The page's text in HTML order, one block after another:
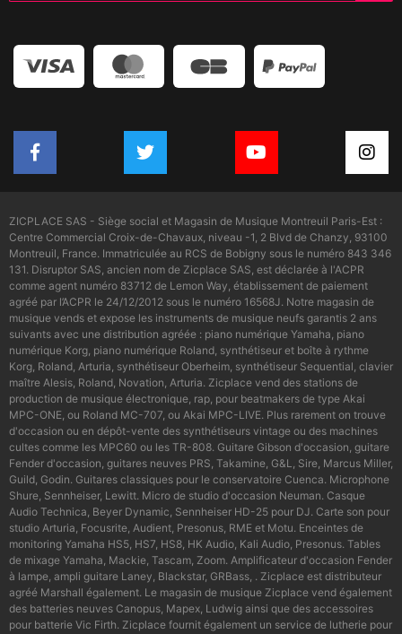
ZICPLACE SAS - Siège social et Magasin de Musique Montreuil Paris-Est :
Centre Commercial Croix-de-Chavaux, niveau -1, 2 Blvd de Chanzy, 93100
Montreuil, France. Immatriculée au RCS de Bobigny sous le numéro 843 346
131. Disruptor SAS, ancien nom de Zicplace SAS, est déclarée à l'ACPR
comme agent numéro 83712 de Lemon Way, établissement de paiement
agréé par l’ACPR le 24/12/2012 sous le numéro 16568J. Notre magasin de
musique vends et expose les instruments de musique neufs garantis 2 ans
suivants avec une distribution agréée : piano numérique Yamaha, piano
numérique Korg, piano numérique Roland, synthétiseur et boîte à rythme
Korg, Roland, Arturia, synthétiseur Oberheim, synthétiseur Sequential, clavier
maître Alesis, Roland, Novation, Arturia. Zicplace vend des stations de
production de musique électronique, rap, pour beatmakers de type Akai
MPC-ONE, ou Roland MC-707, ou Akai MPC-LIVE. Plus rarement on trouve
d'occasion ou en dépôt-vente des synthétiseurs vintage ou des machines
cultes comme les MPC60 ou les TR-808. Guitare Gibson d'occasion, guitare
Fender d'occasion, guitares neuves PRS, Takamine, G&L, Sire, Marcus Miller,
Guild, Godin. Guitares classiques pour le conservatoire Cuenca. Microphone
Shure, Sennheiser, Lewitt. Micro de studio d'occasion Neuman. Casque
Audio Technica, Beyer Dynamic, Sennheiser HD-25 pour DJ. Carte son pour
studio Arturia, Focusrite, Audient, Presonus, RME et Motu. Enceintes de
monitoring Yamaha HS5, HS7, HS8, HK Audio, Kali Audio, Presonus. Tables
de mixage Yamaha, Mackie, Tascam, Zoom. Amplificateur d'occasion Fender
à lampe, ampli guitare Laney, Blackstar, GRBass, . Zicplace est distributeur
agréé Marshall également. Le magasin de musique Zicplace vend également
des batteries neuves Canopus, Mapex, Ludwig ainsi que des accessoires
pour batterie Vic Firth. Zicplace fournit également un service de lutherie pour